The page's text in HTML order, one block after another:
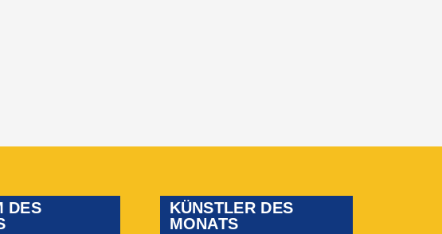
DES
KÜNSTLER DES
MONATS